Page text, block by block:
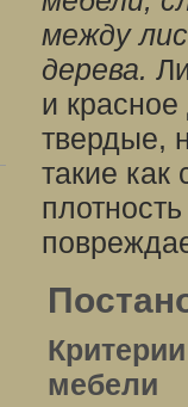
между
дерева.
и
твердые,
такие
мебели